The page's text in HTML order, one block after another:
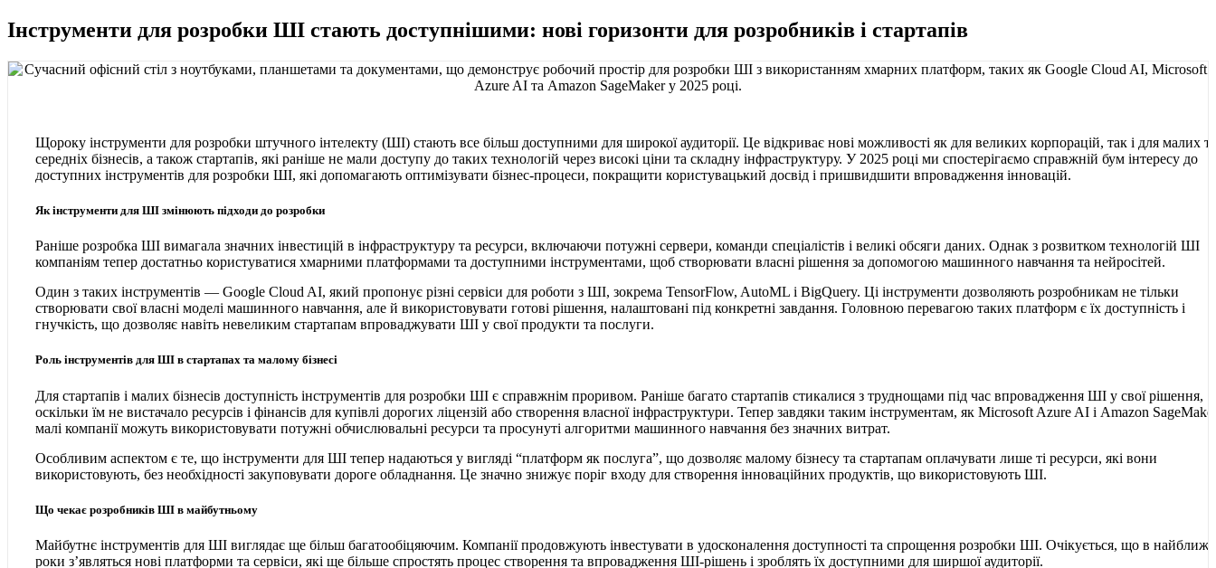
Інструменти для розробки ШІ стають доступнішими: нові горизонти для розробників і стартапів
Щороку інструменти для розробки штучного інтелекту (ШІ) стають все більш доступними для широкої аудиторії. Це відкриває нові можливості як для великих корпорацій, так і для малих та
середніх бізнесів, а також стартапів, які раніше не мали доступу до таких технологій через високі ціни та складну інфраструктуру. У 2025 році ми спостерігаємо справжній бум інтересу до
доступних інструментів для розробки ШІ, які допомагають оптимізувати бізнес-процеси, покращити користувацький досвід і пришвидшити впровадження інновацій.
Як інструменти для ШІ змінюють підходи до розробки
Раніше розробка ШІ вимагала значних інвестицій в інфраструктуру та ресурси, включаючи потужні сервери, команди спеціалістів і великі обсяги даних. Однак з розвитком технологій ШІ
компаніям тепер достатньо користуватися хмарними платформами та доступними інструментами, щоб створювати власні рішення за допомогою машинного навчання та нейросітей.
Один з таких інструментів — Google Cloud AI, який пропонує різні сервіси для роботи з ШІ, зокрема TensorFlow, AutoML і BigQuery. Ці інструменти дозволяють розробникам не тільки
створювати свої власні моделі машинного навчання, але й використовувати готові рішення, налаштовані під конкретні завдання. Головною перевагою таких платформ є їх доступність і
гнучкість, що дозволяє навіть невеликим стартапам впроваджувати ШІ у свої продукти та послуги.
Роль інструментів для ШІ в стартапах та малому бізнесі
Для стартапів і малих бізнесів доступність інструментів для розробки ШІ є справжнім проривом. Раніше багато стартапів стикалися з труднощами під час впровадження ШІ у свої рішення,
оскільки їм не вистачало ресурсів і фінансів для купівлі дорогих ліцензій або створення власної інфраструктури. Тепер завдяки таким інструментам, як Microsoft Azure AI і Amazon
малі компанії можуть використовувати потужні обчислювальні ресурси та просунуті алгоритми машинного навчання без значних витрат.
Особливим аспектом є те, що інструменти для ШІ тепер надаються у вигляді “платформ як послуга”, що дозволяє малому бізнесу та стартапам оплачувати лише ті ресурси, які вони
використовують, без необхідності закуповувати дороге обладнання. Це значно знижує поріг входу для створення інноваційних продуктів, що використовують ШІ.
Що чекає розробників ШІ в майбутньому
Майбутнє інструментів для ШІ виглядає ще більш багатообіцяючим. Компанії продовжують інвестувати в удосконалення доступності та спрощення розробки ШІ. Очікується, що в
роки з’являться нові платформи та сервіси, які ще більше спростять процес створення та впровадження ШІ-рішень і зроблять їх доступними для ширшої аудиторії.